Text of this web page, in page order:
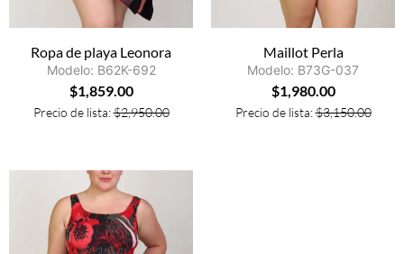
Ropa de playa Leonora
Modelo: B62K-692
$1,859.00
Precio de lista:$2,950.00
Maillot Perla
Modelo: B73G-037
$1,980.00
Precio de lista:$3,150.00